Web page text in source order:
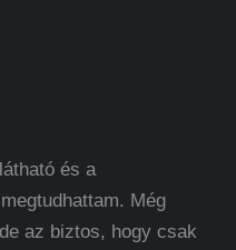
és a
Még
az biztos, hogy csak